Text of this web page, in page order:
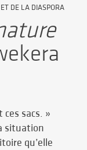
DE LA DIASPORA
ces sacs. »
situation
qu’elle